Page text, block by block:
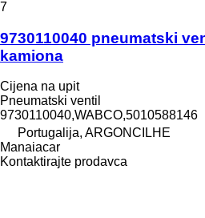
7
9730110040 pneumatski
kamiona
Cijena na upit
Pneumatski ventil
9730110040,WABCO,5010588146
Portugalija, ARGONCILHE
Manaiacar
Kontaktirajte prodavca